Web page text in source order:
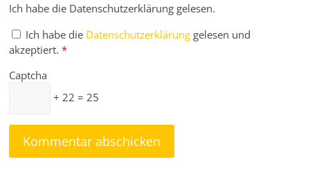
Ich habe die Datenschutzerklärung gelesen.
Ich habe die Datenschutzerklärung gelesen und
akzeptiert. *
Captcha
+ 22 = 25